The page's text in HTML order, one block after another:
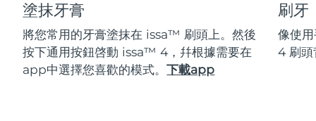
塗抹牙膏
將您常用的牙膏塗抹在 issa™ 刷頭上。然後
按下通用按鈕啓動 issa™ 4，幷根據需要在
app中選擇您喜歡的模式。下載app
刷牙
像使
4 刷頭